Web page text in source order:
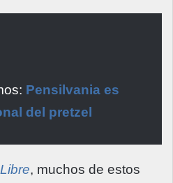
Pensilvania es
del pretzel
, muchos de estos